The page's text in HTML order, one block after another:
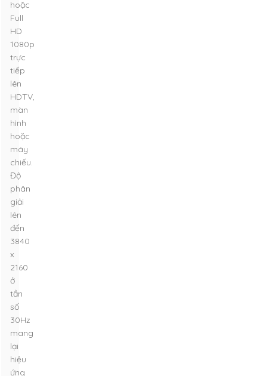
hoặc
Full
HD
1080p
trực
tiếp
lên
HDTV,
màn
hình
hoặc
máy
chiếu.
Độ
phân
giải
lên
đến
3840
x
2160
ở
tần
số
30Hz
mang
lại
hiệu
ứng